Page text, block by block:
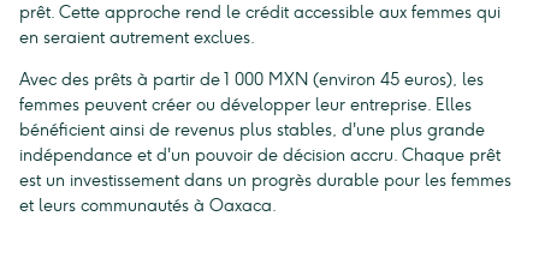
prêt. Cette approche rend le crédit accessible aux femmes qui
en seraient autrement exclues.
Avec des prêts à partir de 1 000 MXN (environ 45 euros), les
femmes peuvent créer ou développer leur entreprise. Elles
bénéficient ainsi de revenus plus stables, d'une plus grande
indépendance et d'un pouvoir de décision accru. Chaque prêt
est un investissement dans un progrès durable pour les femmes
et leurs communautés à Oaxaca.